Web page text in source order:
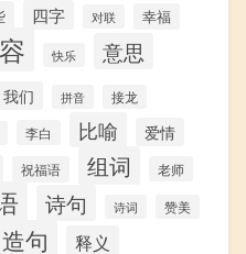
四字 对联 幸福
快乐 意思
我们 拼音 接龙
李白 比喻 爱情
祝福语 组词 老师
诗句 诗词 赞美
造句 释义